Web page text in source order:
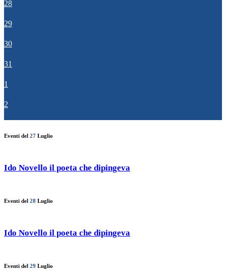
28
29
30
31
1
2
Eventi del 27 Luglio
Ido Novello il poeta che dipingeva
Eventi del 28 Luglio
Ido Novello il poeta che dipingeva
Eventi del 29 Luglio